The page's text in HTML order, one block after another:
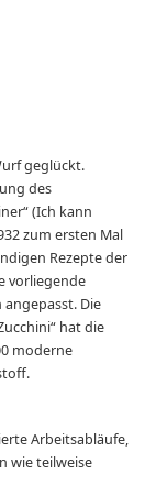
geglückt.
des
(Ich kann
zum ersten Mal
Rezepte der
vorliegende
Die
hat die
moderne
Arbeitsabläufe,
wie teilweise